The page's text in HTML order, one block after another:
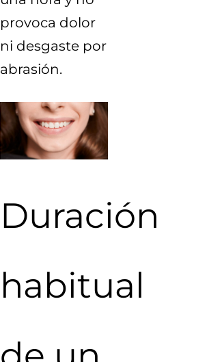
provoca dolor
ni desgaste por
abrasión.
Duración
habitual